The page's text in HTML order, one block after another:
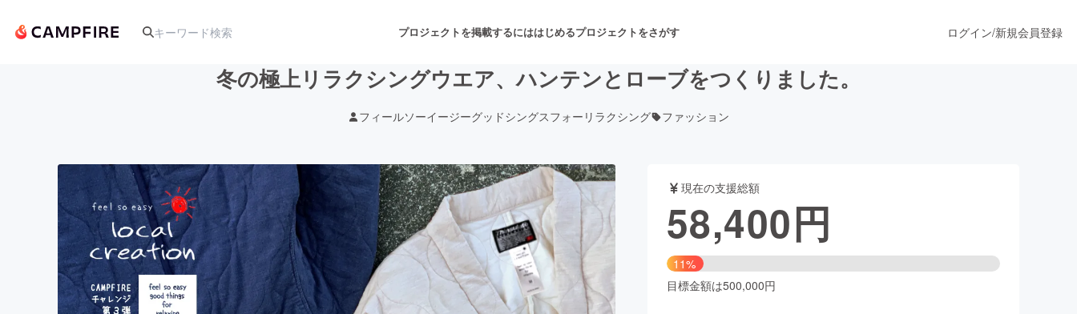
プロジェクトを掲載するにははじめるプロジェクトをさがす
アート・写真 音楽 舞台・パフォーマンス
テクノロジー・ガジェット ゲーム・サービス開発 フード・飲食店 ファッション
映像・映画 書籍・雑誌出版 アニメ・漫画
ログイン/新規会員登録
冬の極上リラクシングウエア、ハンテンとローブをつくりました。
フィールソーイージーグッドシングスフォーリラクシング ファッション
現在の支援総額
58,400円
11%
目標金額は500,000円